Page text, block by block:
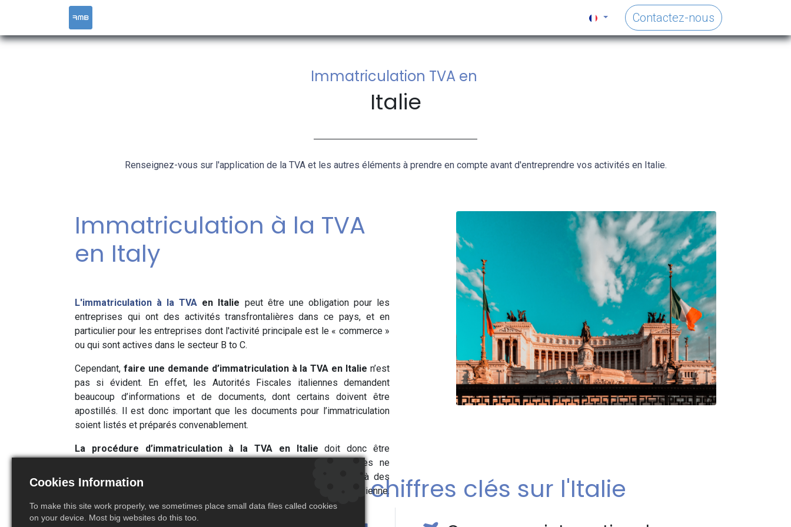
Contactez-nous
Immatriculation TVA en
Italie
Renseignez-vous sur l'application de la TVA et les autres éléments à prendre en compte avant d'entreprendre vos activités en Italie.
Immatriculation à la TVA
en Italy
L'immatriculation à la TVA en Italie peut être une obligation pour les
entreprises qui ont des activités transfrontalières dans ce pays, et en
particulier pour les entreprises dont l'activité principale est le « commerce »
ou qui sont actives dans le secteur B to C.
Cependant, faire une demande d’immatriculation à la TVA en Italie n’est
pas si évident. En effet, les Autorités Fiscales italiennes demandent
beaucoup d’informations et de documents, dont certains doivent être
apostillés. Il est donc important que les documents pour l’immatriculation
soient listés et préparés convenablement.
La procédure d’immatriculation à la TVA en Italiedoit donc être
raisonnablement anticipée, dans le cas contraire, si vos factures ne
respectent pas les normes, votre entreprise risque d’être sujette à des
audits et des pénalités pourraient être infligées par l’Administration italienne.
Quelques faits et chiffres clés sur l'Italie
Cookies Information
To make this site work properly, we sometimes place small data files called cookies
on your device. Most big websites do this too.